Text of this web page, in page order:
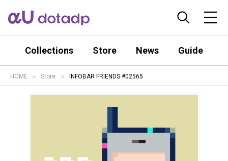
Collections Store News Guide
HOME Store INFOBAR FRIENDS #02565